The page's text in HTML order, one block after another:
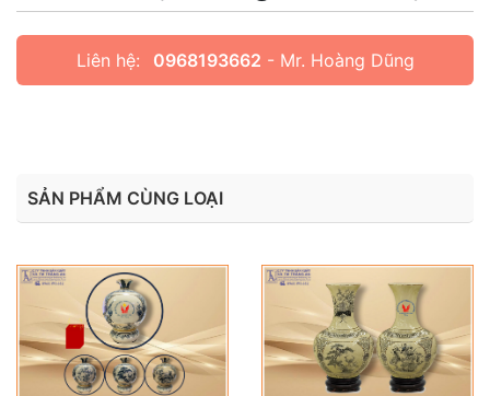
Liên hệ: 0968193662 - Mr. Hoàng Dũng
SẢN PHẨM CÙNG LOẠI